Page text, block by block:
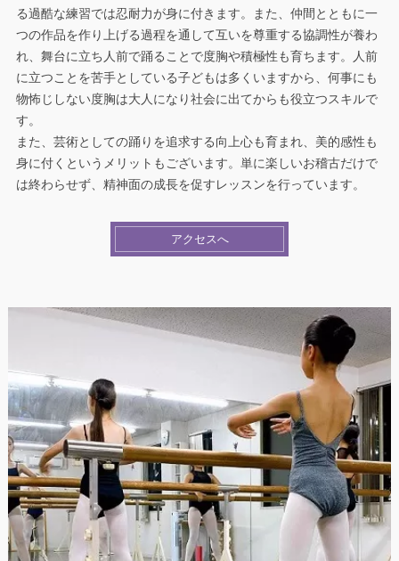
る過酷な練習では忍耐力が身に付きます。また、仲間とともに一
つの作品を作り上げる過程を通して互いを尊重する協調性が養わ
れ、舞台に立ち人前で踊ることで度胸や積極性も育ちます。人前
に立つことを苦手としている子どもは多くいますから、何事にも
物怖じしない度胸は大人になり社会に出てからも役立つスキルで
す。
また、芸術としての踊りを追求する向上心も育まれ、美的感性も
身に付くというメリットもございます。単に楽しいお稽古だけで
は終わらせず、精神面の成長を促すレッスンを行っています。
アクセスへ